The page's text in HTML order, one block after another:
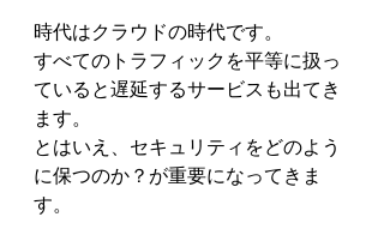
時代はクラウドの時代です。
すべてのトラフィックを平等に扱っ
ていると遅延するサービスも出てき
ます。
とはいえ、セキュリティをどのよう
に保つのか？が重要になってきま
す。